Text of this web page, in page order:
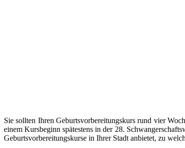
Sie sollten Ihren Geburtsvorbereitungskurs rund vier
einem Kursbeginn spätestens in der 28.
Geburtsvorbereitungskurse in Ihrer Stadt anbietet, zu